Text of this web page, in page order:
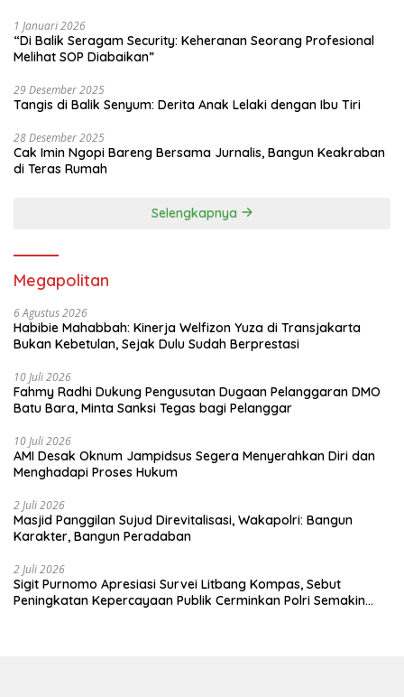
1 Januari 2026
“Di Balik Seragam Security: Keheranan Seorang Profesional
Melihat SOP Diabaikan”
29 Desember 2025
Tangis di Balik Senyum: Derita Anak Lelaki dengan Ibu Tiri
28 Desember 2025
Cak Imin Ngopi Bareng Bersama Jurnalis, Bangun Keakraban
di Teras Rumah
Selengkapnya
Megapolitan
6 Agustus 2026
Habibie Mahabbah: Kinerja Welfizon Yuza di Transjakarta
Bukan Kebetulan, Sejak Dulu Sudah Berprestasi
10 Juli 2026
Fahmy Radhi Dukung Pengusutan Dugaan Pelanggaran DMO
Batu Bara, Minta Sanksi Tegas bagi Pelanggar
10 Juli 2026
AMI Desak Oknum Jampidsus Segera Menyerahkan Diri dan
Menghadapi Proses Hukum
2 Juli 2026
Masjid Panggilan Sujud Direvitalisasi, Wakapolri: Bangun
Karakter, Bangun Peradaban
2 Juli 2026
Sigit Purnomo Apresiasi Survei Litbang Kompas, Sebut
Peningkatan Kepercayaan Publik Cerminkan Polri Semakin